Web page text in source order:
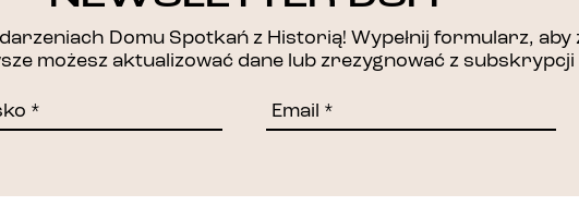
Domu Spotkań z Historią! Wypełnij formularz, aby
możesz aktualizować dane lub zrezygnować z subskrypcji